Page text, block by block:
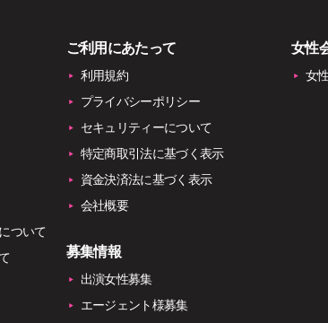
ついて
ご利用にあたって
利用規約
プライバシーポリシー
セキュリティーについて
特定商取引法に基づく表示
資金決済法に基づく表示
会社概要
募集情報
出演女性募集
エージェント様募集
女性
女